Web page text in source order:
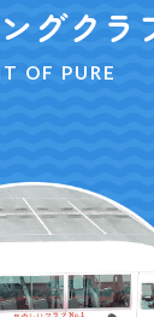
グクラ
OF PURE